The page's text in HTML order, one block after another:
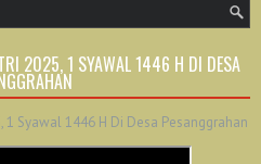
2025, 1 SYAWAL 1446 H DI DESA
Syawal 1446 H Di Desa Pesanggrahan